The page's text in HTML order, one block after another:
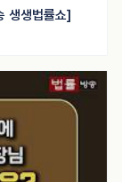
생생법률쇼]